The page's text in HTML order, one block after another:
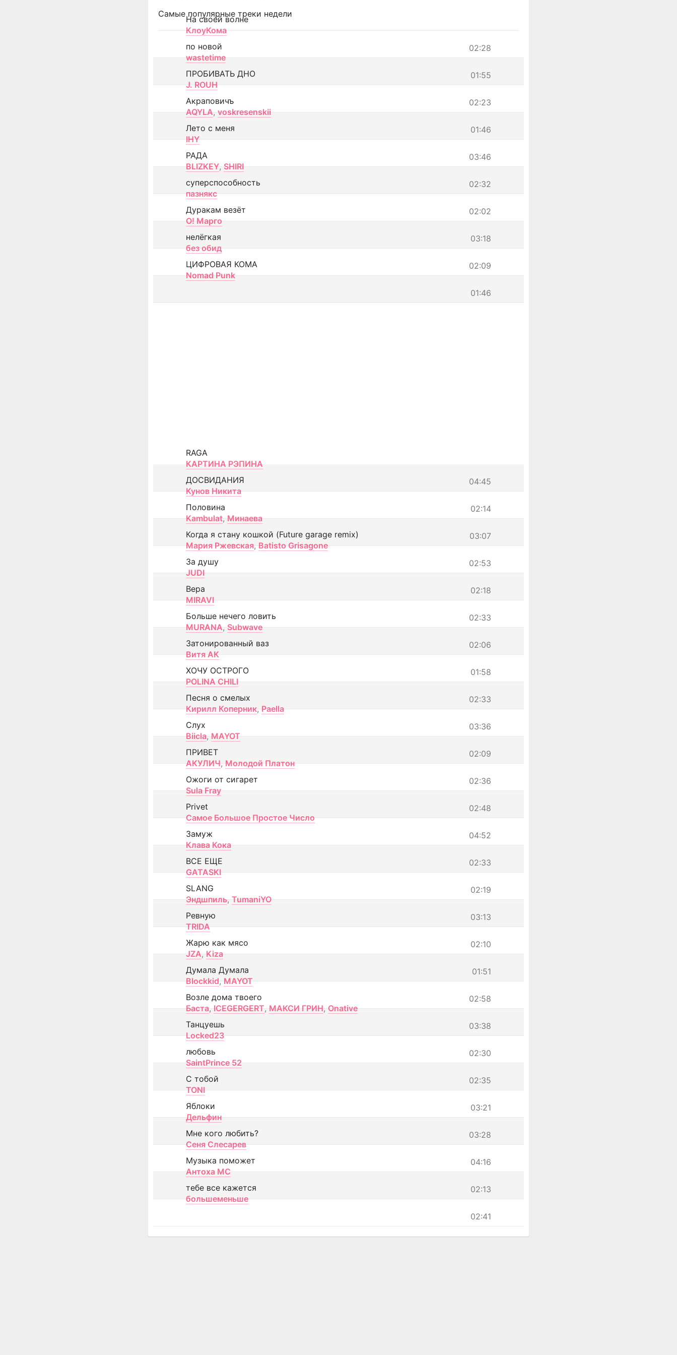
Самые популярные треки недели
На своей волне
КлоуКома
02:28
по новой
wastetime
01:55
ПРОБИВАТЬ ДНО
J. ROUH
02:23
Акраповичъ
AQYLA, voskresenskii
01:46
Лето с меня
IHY
03:46
РАДА
BLIZKEY, SHIRI
02:32
суперспособность
пазнякс
02:02
Дуракам везёт
О! Марго
03:18
нелёгкая
без обид
02:09
ЦИФРОВАЯ КОМА
Nomad Punk
01:46
RAGA
КАРТИНА РЭПИНА
04:45
ДОСВИДАНИЯ
Кунов Никита
02:14
Половина
Kambulat, Минаева
03:07
Когда я стану кошкой (Future garage remix)
Мария Ржевская, Batisto Grisagone
02:53
За душу
JUDI
02:18
Вера
MIRAVI
02:33
Больше нечего ловить
MURANA, Subwave
02:06
Затонированный ваз
Витя АК
01:58
ХОЧУ ОСТРОГО
POLINA CHILI
02:33
Песня о смелых
Кирилл Коперник, Paella
03:36
Слух
Biicla, MAYOT
02:09
ПРИВЕТ
АКУЛИЧ, Молодой Платон
02:36
Ожоги от сигарет
Sula Fray
02:48
Privet
Самое Большое Простое Число
04:52
Замуж
Клава Кока
02:33
ВСЕ ЕЩЕ
GATASKI
02:19
SLANG
Эндшпиль, TumaniYO
03:13
Ревную
TRIDA
02:10
Жарю как мясо
JZA, Kiza
01:51
Думала Думала
Blockkid, MAYOT
02:58
Возле дома твоего
Баста, ICEGERGERT, МАКСИ ГРИН, Onative
03:38
Танцуешь
Locked23
02:30
любовь
SaintPrince 52
02:35
С тобой
TONI
03:21
Яблоки
Дельфин
03:28
Мне кого любить?
Сеня Слесарев
04:16
Музыка поможет
Антоха МС
02:13
тебе все кажется
большеменьше
02:41